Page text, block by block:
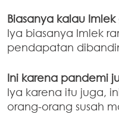
Biasanya kalau
Iya biasanya Imlek
pendapatan
Ini karena pandemi
Iya karena itu juga,
orang-orang susah